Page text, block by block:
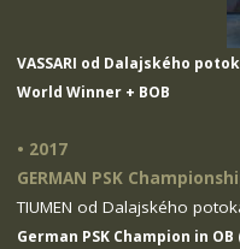
VASSARI od Dalajského
World Winner + BOB
• 2017
GERMAN PSK
TIUMEN od Dalajského
German PSK Champion in